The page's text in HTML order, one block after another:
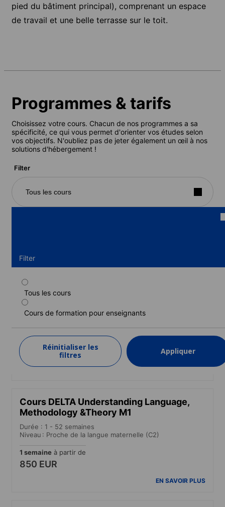
pied du bâtiment principal), comprenant un espace
de travail et une belle terrasse sur le toit.
Programmes & tarifs
Choisissez votre cours. Chacun de nos programmes a sa
spécificité, ce qui vous permet d'orienter vos études selon
vos objectifs. N'oubliez pas de jeter également un œil à nos
solutions d'hébergement !
Filter
Tous les cours
Filter
Tous les cours
Cours de formation pour enseignants
Réinitialiser les
filtres
Appliquer
Cours préparation d'examen CELTA
Durée : 4 semaine(s)
4 semaine(s)
1 650 EUR
EN SAVOIR PLUS
Cours DELTA Understanding Language,
Methodology &Theory M1
Durée : 1 - 52 semaines
Niveau : Proche de la langue maternelle (C2)
1 semaine à partir de
850 EUR
EN SAVOIR PLUS